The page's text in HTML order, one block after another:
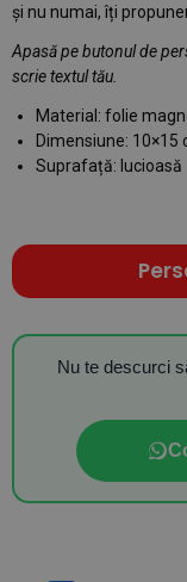
și nu numai, îți
Apasă pe butonul de
scrie textul tău.
Material: folie
Dimensiune: 10×15
Suprafață: lucioasă
Nu te descurci